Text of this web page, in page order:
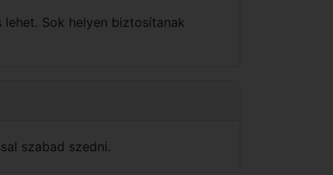
Sok helyen biztosítanak
szabad szedni.